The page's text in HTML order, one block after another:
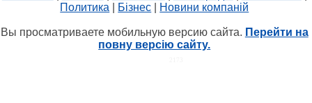
Политика
Бізнес Новини компаній
Вы просматриваете мобильную версию сайта. Перейти на
повну версію сайту.